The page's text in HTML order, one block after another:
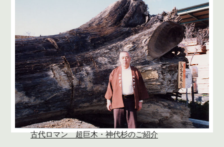
古代ロマン 超巨木・神代杉のご紹介